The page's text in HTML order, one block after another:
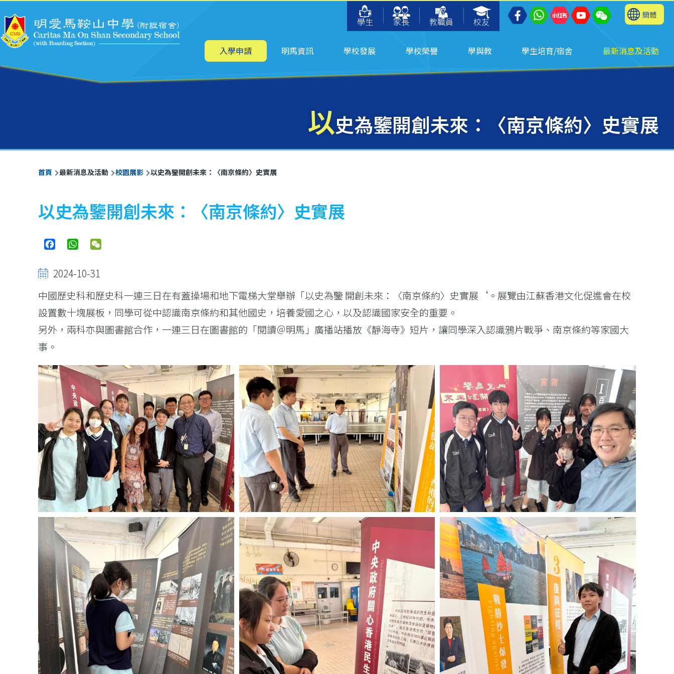
學生
家長 教職員 校友
簡體
主
航 入學申請 明馬資訊 學校發展 學校榮譽 學與教 學生培育/宿舍 最新消息及活動
以史為鑒開創未來：〈南京條約〉史實展
導
航
連
結
首頁 最新消息及活動 校園展影 以史為鑒開創未來：〈南京條約〉史實展
以史為鑒開創未來：〈南京條約〉史實展
FacebookWhatsApp
2024-10-31
中國歷史科和歷史科一連三日在有蓋操場和地下電梯大堂舉辦「以史為鑒 開創未來：〈南京條約〉史實展‘。展覽由江蘇香港文化促進會在校
設置數十塊展板，同學可從中認識南京條約和其他國史，培養愛國之心，以及認識國家安全的重要。
另外，兩科亦與圖書館合作，一連三日在圖書館的「閱讀＠明馬」廣播站播放《靜海寺》短片，讓同學深入認識鴉片戰爭、南京條約等家國大
事。